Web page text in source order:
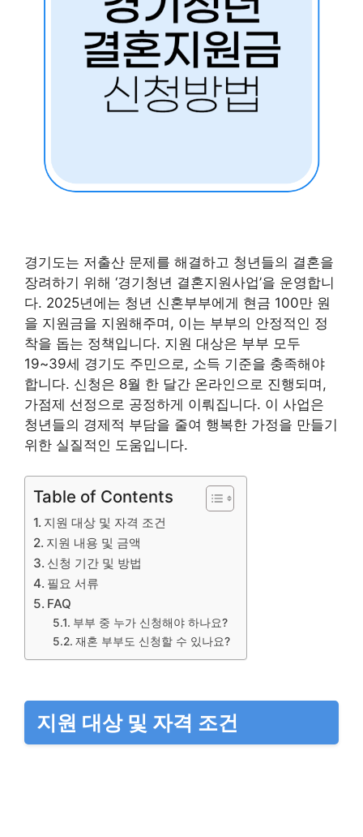
경기도는 저출산 문제를 해결하고 청년들의 결혼을
장려하기 위해 ‘경기청년 결혼지원사업’을 운영합니
다. 2025년에는 청년 신혼부부에게 현금 100만 원
을 지원금을 지원해주며, 이는 부부의 안정적인 정
착을 돕는 정책입니다. 지원 대상은 부부 모두
19~39세 경기도 주민으로, 소득 기준을 충족해야
합니다. 신청은 8월 한 달간 온라인으로 진행되며,
가점제 선정으로 공정하게 이뤄집니다. 이 사업은
청년들의 경제적 부담을 줄여 행복한 가정을 만들기
위한 실질적인 도움입니다.
Table of Contents
지원 대상 및 자격 조건
지원 내용 및 금액
신청 기간 및 방법
필요 서류
FAQ
부부 중 누가 신청해야 하나요?
재혼 부부도 신청할 수 있나요?
지원 대상 및 자격 조건